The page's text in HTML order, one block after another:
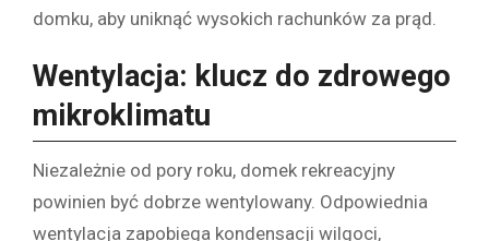
domku, aby uniknąć wysokich rachunków za prąd.
Wentylacja: klucz do zdrowego
mikroklimatu
Niezależnie od pory roku, domek rekreacyjny
powinien być dobrze wentylowany. Odpowiednia
wentylacja zapobiega kondensacji wilgoci,